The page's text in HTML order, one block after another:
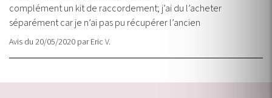
complément un kit de raccordement; j’ai du l’acheter
séparément car je n’ai pas pu récupérer l’ancien
Avis du 20/05/2020 parEric V.